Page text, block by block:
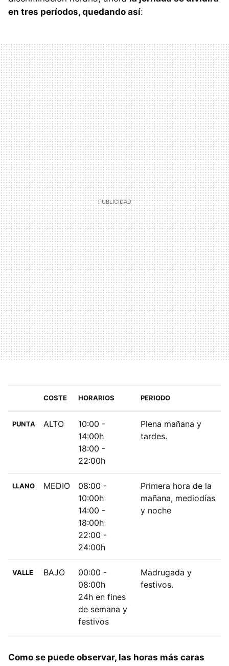
en tres períodos, quedando así:
COSTE HORARIOS PERIODO
PUNTA ALTO
10:00 -
14:00h
18:00 -
22:00h
Plena mañana y
tardes.
LLANO MEDIO
08:00 -
10:00h
14:00 -
18:00h
22:00 -
24:00h
Primera hora de la
mañana, mediodías
y noche
VALLE BAJO
00:00 -
08:00h
24h en fines
de semana y
festivos
Madrugada y
festivos.
Como se puede observar, las horas más caras